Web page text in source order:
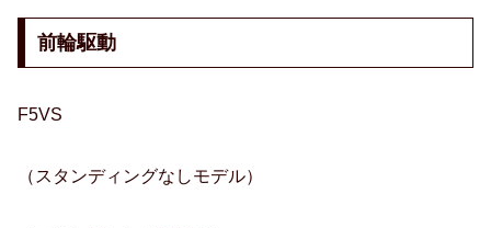
前輪駆動
F5VS
（スタンディングなしモデル）